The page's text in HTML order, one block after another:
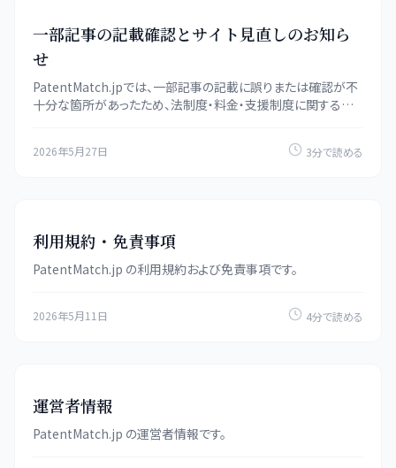
一部記事の記載確認とサイト見直しのお知ら
せ
PatentMatch.jpでは、一部記事の記載に誤りまたは確認が不
十分な箇所があったため、法制度・料金・支援制度に関する記
2026年5月27日 3分で読める
利用規約・免責事項
PatentMatch.jp の利用規約および免責事項です。
2026年5月11日 4分で読める
運営者情報
PatentMatch.jp の運営者情報です。